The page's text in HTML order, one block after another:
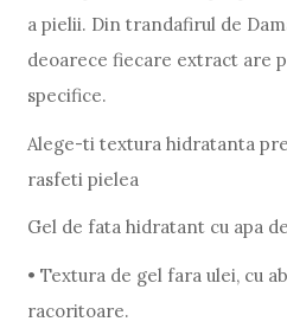
a pielii. Din trandafirul de
deoarece fiecare extract are
specifice.
Alege-ti textura hidratanta
rasfeti pielea
Gel de fata hidratant cu apa
• Textura de gel fara ulei, cu
racoritoare.